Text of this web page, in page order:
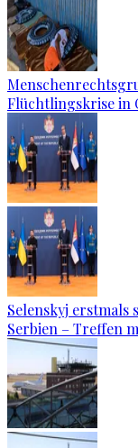
Flüchtlingskrise in
Selenskyj
Serbien – Treffen